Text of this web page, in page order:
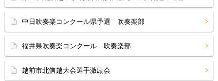
中日吹奏楽コンクール県予選 吹奏楽部
福井県吹奏楽コンクール 吹奏楽部
越前市北信越大会選手激励会